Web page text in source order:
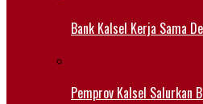
Bank Kalsel Kerja Sama
Pemprov Kalsel Salurkan